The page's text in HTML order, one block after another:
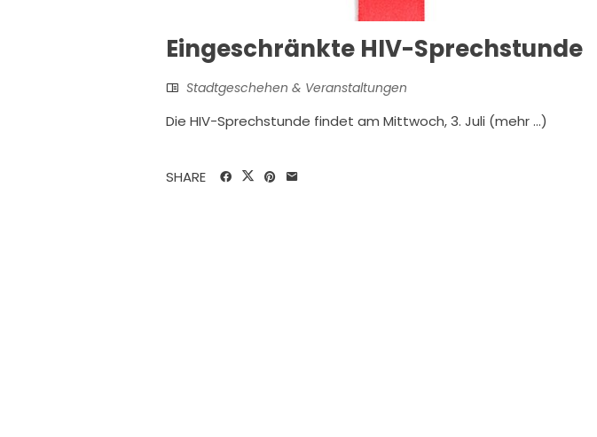
Eingeschränkte HIV-Sprechstunde
Stadtgeschehen & Veranstaltungen
Die HIV-Sprechstunde findet am Mittwoch, 3. Juli (mehr …)
SHARE